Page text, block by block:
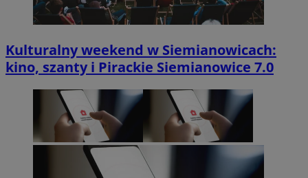
Kulturalny weekend w Siemianowicach:
kino, szanty i Pirackie Siemianowice 7.0